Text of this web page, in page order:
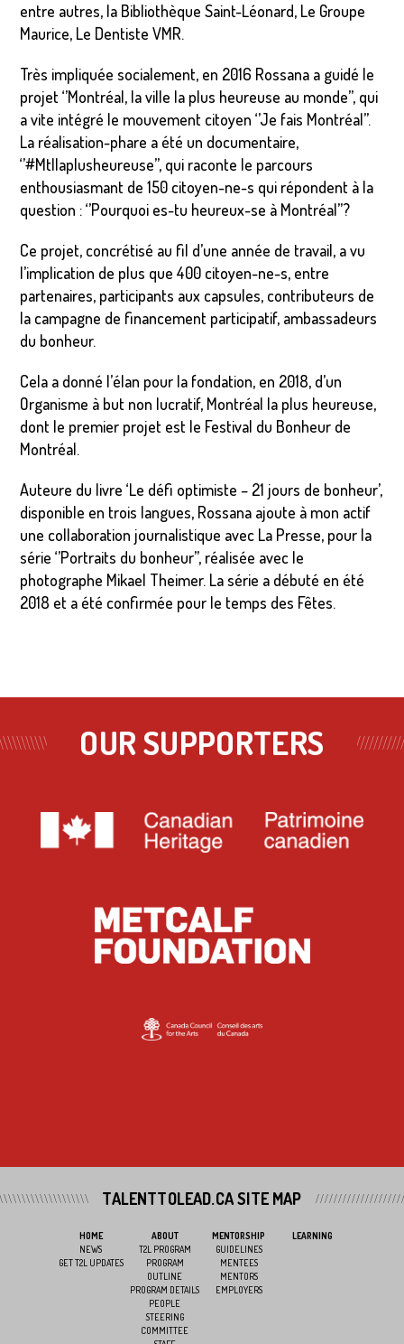
entre autres, la Bibliothèque Saint-Léonard, Le Groupe
Maurice, Le Dentiste VMR.
Très impliquée socialement, en 2016 Rossana a guidé le
projet ‘’Montréal, la ville la plus heureuse au monde’’, qui
a vite intégré le mouvement citoyen ‘’Je fais Montréal’’.
La réalisation-phare a été un documentaire,
‘’#Mtllaplusheureuse’’, qui raconte le parcours
enthousiasmant de 150 citoyen-ne-s qui répondent à la
question : ‘’Pourquoi es-tu heureux-se à Montréal’’?
Ce projet, concrétisé au fil d’une année de travail, a vu
l’implication de plus que 400 citoyen-ne-s, entre
partenaires, participants aux capsules, contributeurs de
la campagne de financement participatif, ambassadeurs
du bonheur.
Cela a donné l’élan pour la fondation, en 2018, d’un
Organisme à but non lucratif, Montréal la plus heureuse,
dont le premier projet est le Festival du Bonheur de
Montréal.
Auteure du livre ‘Le défi optimiste – 21 jours de bonheur’,
disponible en trois langues, Rossana ajoute à mon actif
une collaboration journalistique avec La Presse, pour la
série ‘’Portraits du bonheur’’, réalisée avec le
photographe Mikael Theimer. La série a débuté en été
2018 et a été confirmée pour le temps des Fêtes.
OUR SUPPORTERS
TALENTTOLEAD.CA SITE MAP
HOME
NEWS
GET T2L UPDATES
ABOUT
T2L PROGRAM
PROGRAM
OUTLINE
PROGRAM DETAILS
PEOPLE
STEERING
COMMITTEE
MENTORSHIP
GUIDELINES
MENTEES
MENTORS
EMPLOYERS
LEARNING